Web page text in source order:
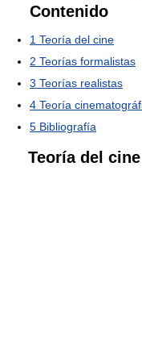
Contenido
1 Teoría del cine
2 Teorías formalistas
3 Teorías realistas
4 Teoría
5 Bibliografía
Teoría del cine